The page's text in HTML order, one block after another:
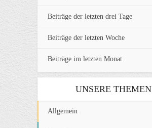
Beiträge der letzten drei Tage
Beiträge der letzten Woche
Beiträge im letzten Monat
UNSERE THEMEN
Allgemein